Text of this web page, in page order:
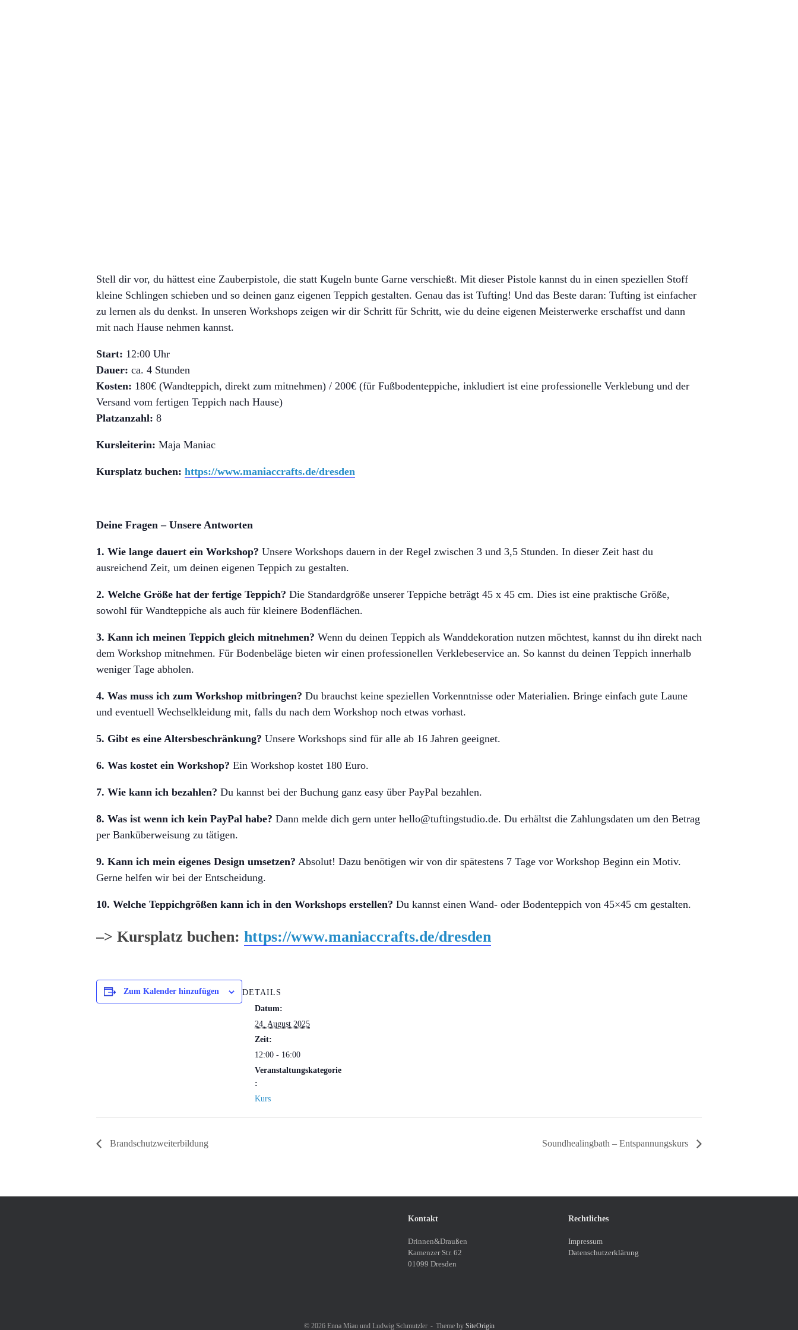
Stell dir vor, du hättest eine Zauberpistole, die statt Kugeln bunte Garne verschießt. Mit dieser Pistole kannst du in einen speziellen Stoff
kleine Schlingen schieben und so deinen ganz eigenen Teppich gestalten. Genau das ist Tufting! Und das Beste daran: Tufting ist einfacher
zu lernen als du denkst. In unseren Workshops zeigen wir dir Schritt für Schritt, wie du deine eigenen Meisterwerke erschaffst und dann
mit nach Hause nehmen kannst.
Start: 12:00 Uhr
Dauer: ca. 4 Stunden
Kosten: 180€ (Wandteppich, direkt zum mitnehmen) / 200€ (für Fußbodenteppiche, inkludiert ist eine professionelle Verklebung und der
Versand vom fertigen Teppich nach Hause)
Platzanzahl: 8
Kursleiterin: Maja Maniac
Kursplatz buchen: https://www.maniaccrafts.de/dresden
Deine Fragen – Unsere Antworten
1. Wie lange dauert ein Workshop? Unsere Workshops dauern in der Regel zwischen 3 und 3,5 Stunden. In dieser Zeit hast du
ausreichend Zeit, um deinen eigenen Teppich zu gestalten.
2. Welche Größe hat der fertige Teppich? Die Standardgröße unserer Teppiche beträgt 45 x 45 cm. Dies ist eine praktische Größe,
sowohl für Wandteppiche als auch für kleinere Bodenflächen.
3. Kann ich meinen Teppich gleich mitnehmen? Wenn du deinen Teppich als Wanddekoration nutzen möchtest, kannst du ihn direkt nach
dem Workshop mitnehmen. Für Bodenbeläge bieten wir einen professionellen Verklebeservice an. So kannst du deinen Teppich innerhalb
weniger Tage abholen.
4. Was muss ich zum Workshop mitbringen? Du brauchst keine speziellen Vorkenntnisse oder Materialien. Bringe einfach gute Laune
und eventuell Wechselkleidung mit, falls du nach dem Workshop noch etwas vorhast.
5. Gibt es eine Altersbeschränkung? Unsere Workshops sind für alle ab 16 Jahren geeignet.
6. Was kostet ein Workshop? Ein Workshop kostet 180 Euro.
7. Wie kann ich bezahlen? Du kannst bei der Buchung ganz easy über PayPal bezahlen.
8. Was ist wenn ich kein PayPal habe? Dann melde dich gern unter hello@tuftingstudio.de. Du erhältst die Zahlungsdaten um den Betrag
per Banküberweisung zu tätigen.
9. Kann ich mein eigenes Design umsetzen? Absolut! Dazu benötigen wir von dir spätestens 7 Tage vor Workshop Beginn ein Motiv.
Gerne helfen wir bei der Entscheidung.
10. Welche Teppichgrößen kann ich in den Workshops erstellen? Du kannst einen Wand- oder Bodenteppich von 45×45 cm gestalten.
–> Kursplatz buchen: https://www.maniaccrafts.de/dresden
Zum Kalender hinzufügen
DETAILS
Datum:
24. August 2025
Zeit:
12:00 - 16:00
Veranstaltungskategorie
:
Kurs
Brandschutzweiterbildung Soundhealingbath – Entspannungskurs
Kontakt
Drinnen&Draußen
Kamenzer Str. 62
01099 Dresden
Rechtliches
Impressum
Datenschutzerklärung
© 2026 Enna Miau und Ludwig Schmutzler Theme by SiteOrigin